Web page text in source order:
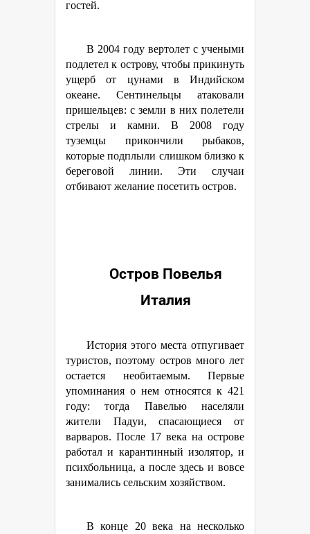
гостей.
В 2004 году вертолет с учеными
подлетел к острову, чтобы прикинуть
ущерб от цунами в Индийском
океане. Сентинельцы атаковали
пришельцев: с земли в них полетели
стрелы и камни. В 2008 году
туземцы прикончили рыбаков,
которые подплыли слишком близко к
береговой линии. Эти случаи
отбивают желание посетить остров.
Остров Повелья
Италия
История этого места отпугивает
туристов, поэтому остров много лет
остается необитаемым. Первые
упоминания о нем относятся к 421
году: тогда Павелью населяли
жители Падуи, спасающиеся от
варваров. После 17 века на острове
работал и карантинный изолятор, и
психбольница, а после здесь и вовсе
занимались сельским хозяйством.
В конце 20 века на несколько